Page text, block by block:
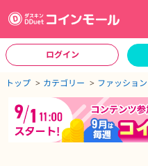
ログイン
トップ カテゴリー ファッション
ジトップへ